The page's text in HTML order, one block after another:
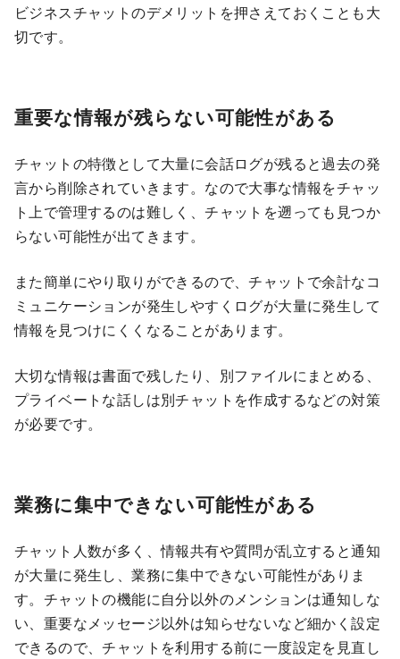
ビジネスチャットのデメリットを押さえておくことも大
切です。
重要な情報が残らない可能性がある
チャットの特徴として大量に会話ログが残ると過去の発
言から削除されていきます。なので大事な情報をチャッ
ト上で管理するのは難しく、チャットを遡っても見つか
らない可能性が出てきます。
また簡単にやり取りができるので、チャットで余計なコ
ミュニケーションが発生しやすくログが大量に発生して
情報を見つけにくくなることがあります。
大切な情報は書面で残したり、別ファイルにまとめる、
プライベートな話しは別チャットを作成するなどの対策
が必要です。
業務に集中できない可能性がある
チャット人数が多く、情報共有や質問が乱立すると通知
が大量に発生し、業務に集中できない可能性がありま
す。チャットの機能に自分以外のメンションは通知しな
い、重要なメッセージ以外は知らせないなど細かく設定
できるので、チャットを利用する前に一度設定を見直し